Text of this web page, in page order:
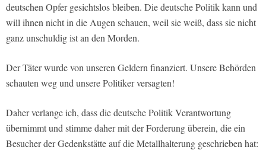
deutschen Opfer gesichtslos bleiben. Die deutsche Politik kann und
will ihnen nicht in die Augen schauen, weil sie weiß, dass sie nicht
ganz unschuldig ist an den Morden.
Der Täter wurde von unseren Geldern finanziert. Unsere Behörden
schauten weg und unsere Politiker versagten!
Daher verlange ich, dass die deutsche Politik Verantwortung
übernimmt und stimme daher mit der Forderung überein, die ein
Besucher der Gedenkstätte auf die Metallhalterung geschrieben hat: